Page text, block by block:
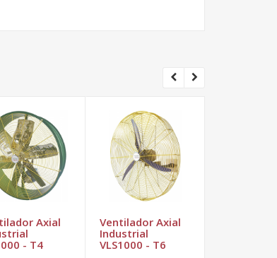
Axial
- T4
Ventilador Axial
Industrial
VLS1000 - T6